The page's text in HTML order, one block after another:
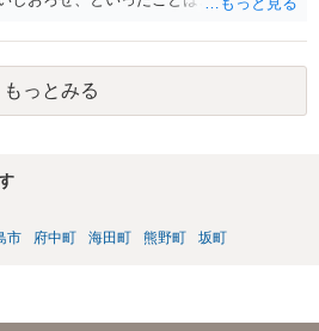
の診断書が欲しいですね。 慰謝料請求
もっとみる
市 府中町 海田町 熊野町 坂町